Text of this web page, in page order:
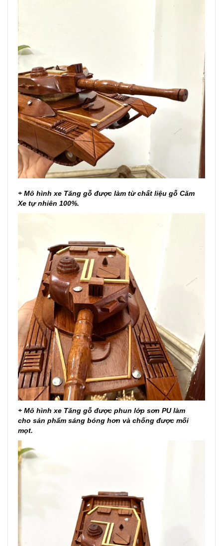
+ Mô hình xe Tăng gỗ được làm từ chất liệu gỗ Căm
Xe tự nhiên 100%.
+ Mô hình xe Tăng gỗ được phun lớp sơn PU làm
cho sản phẩm sáng bóng hơn và chống được mối
mọt.